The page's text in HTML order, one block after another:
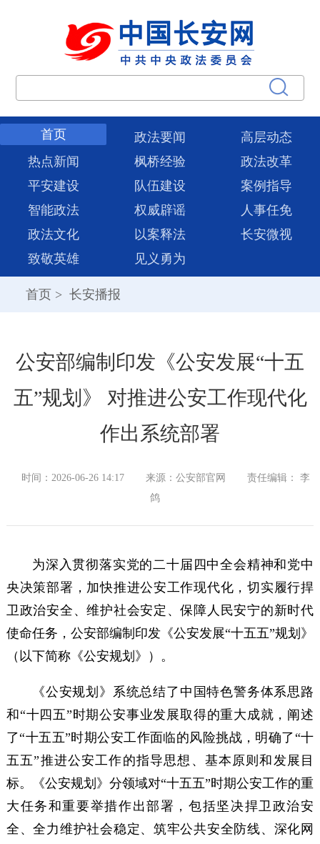
首页 政法要闻
高层动态
热点新闻
枫桥经验
政法改革
平安建设
队伍建设
案例指导
智能政法
权威辟谣
人事任免
政法文化
以案释法
长安微视
致敬英雄
见义勇为
首页 > 长安播报
公安部编制印发《公安发展“十五
五”规划》 对推进公安工作现代化
作出系统部署
时间：2026-06-26 14:17 来源：公安部官网
责任编辑： 李
鸽
为深入贯彻落实党的二十届四中全会精神和党中
央决策部署，加快推进公安工作现代化，切实履行捍
卫政治安全、维护社会安定、保障人民安宁的新时代
使命任务，公安部编制印发《公安发展“十五五”规划》
（以下简称《公安规划》）。
《公安规划》系统总结了中国特色警务体系思路
和“十四五”时期公安事业发展取得的重大成就，阐述
了“十五五”时期公安工作面临的风险挑战，明确了“十
五五”推进公安工作的指导思想、基本原则和发展目
标。《公安规划》分领域对“十五五”时期公安工作的重
大任务和重要举措作出部署，包括坚决捍卫政治安
全、全力维护社会稳定、筑牢公共安全防线、深化网